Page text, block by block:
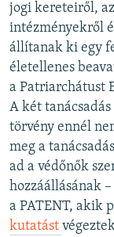
jogi kereteiről,
intézményekről
állítanak ki egy
életellenes
a Patriarchátust
A két
törvény ennél
meg a
ad a védőnők
hozzáállásának
a PATENT, akik
kutatást